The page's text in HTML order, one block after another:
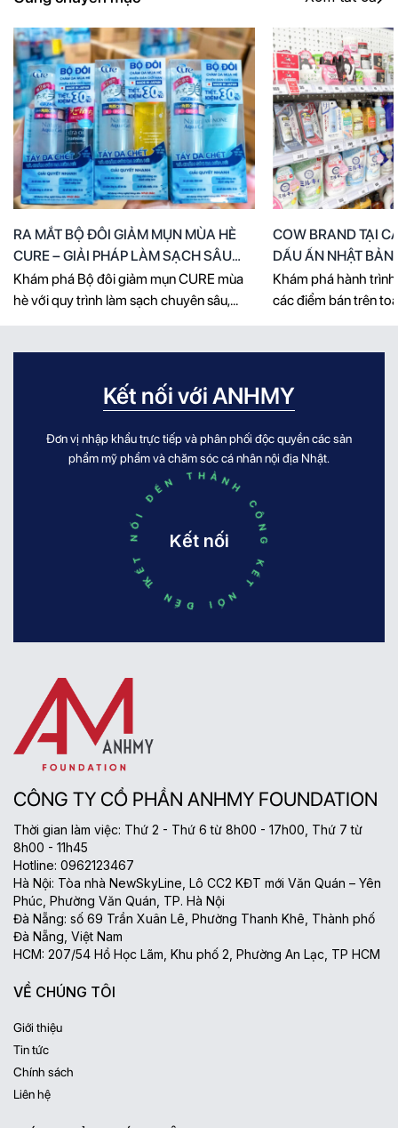
RA MẮT BỘ ĐÔI GIẢM MỤN MÙA HÈ
CURE – GIẢI PHÁP LÀM SẠCH SÂU
CHO LÀN DA THÔNG THOÁNG
Khám phá Bộ đôi giảm mụn CURE mùa
hè với quy trình làm sạch chuyên sâu,
điểm làn da phải đối mặt với nhiều áp lực
COW BRAND TẠI
DẤU ẤN NHẬT
VIỆT
Khám phá hành
các điểm bán trên
đang dần trở thành
tại nhiều điểm bán
Kết nối với ANHMY
Đơn vị nhập khẩu trực tiếp và phân phối độc quyền các sản
phẩm mỹ phẩm và chăm sóc cá nhân nội địa Nhật.
KẾT NỐI ĐẾN THÀNH CÔNG KẾT NỐI ĐẾN THÀNH CÔNG
Kết nối
CÔNG TY CỔ PHẦN ANHMY FOUNDATION
Thời gian làm việc: Thứ 2 - Thứ 6 từ 8h00 - 17h00, Thứ 7 từ
8h00 - 11h45
Hotline: 0962123467
Hà Nội: Tòa nhà NewSkyLine, Lô CC2 KĐT mới Văn Quán – Yên
Phúc, Phường Văn Quán, TP. Hà Nội
Đà Nẵng: số 69 Trần Xuân Lê, Phường Thanh Khê, Thành phố
Đà Nẵng, Việt Nam
HCM: 207/54 Hồ Học Lãm, Khu phố 2, Phường An Lạc, TP HCM
VỀ CHÚNG TÔI
Giới thiệu
Tin tức
Chính sách
Liên hệ